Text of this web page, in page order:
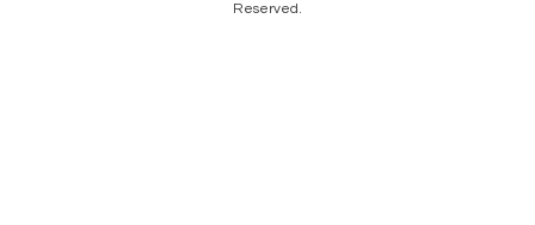
Reserved.